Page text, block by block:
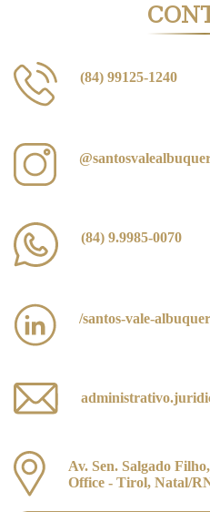
(84) 99125-1240
(84) 9.9985-0070
/santos-vale-
Av. Sen. Salgado
Office - Tirol, Natal/